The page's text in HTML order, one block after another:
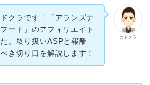
カドクラ
クラです！「アランズナ
ード」のアフィリエイト
。取り扱いASPと報酬
き切り口を解説します！